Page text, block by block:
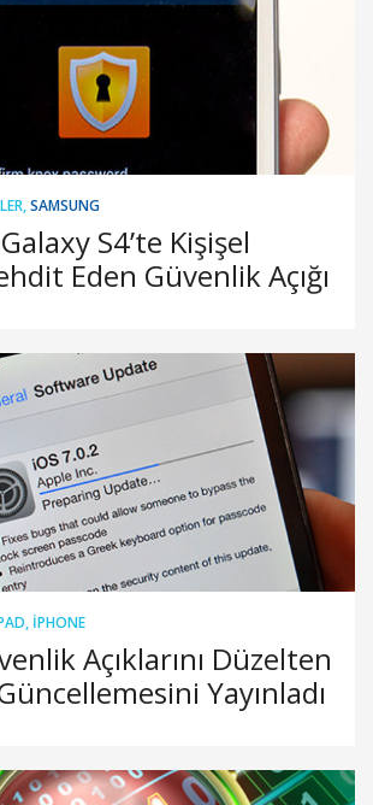
,SAMSUNG
S4’te Kişişel
Eden Güvenlik Açığı
, IPHONE
Açıklarını Düzelten
Yayınladı